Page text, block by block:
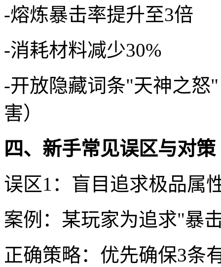
-熔炼暴击率提升至3倍
-消耗材料减少30%
-开放隐藏词条"天神之怒
害）
四、新手常见误区与对策
误区1：盲目追求极品属
案例：某玩家为追求"暴
正确策略：优先确保3条